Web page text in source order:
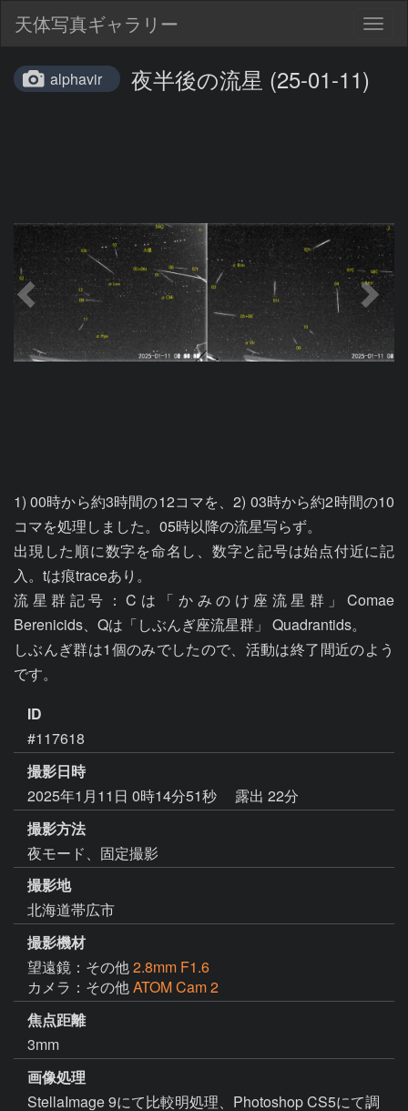
天体写真ギャラリー
alphavir 夜半後の流星 (25-01-11)
1) 00時から約3時間の12コマを、2) 03時から約2時間の10
コマを処理しました。05時以降の流星写らず。
出現した順に数字を命名し、数字と記号は始点付近に記
入。tは痕traceあり。
流星群記号：Cは「かみのけ座流星群」Comae
Berenicids、Qは「しぶんぎ座流星群」 Quadrantids。
しぶんぎ群は1個のみでしたので、活動は終了間近のよう
です。
ID
#117618
撮影日時
2025年1月11日 0時14分51秒
露出 22分
撮影方法
夜モード、固定撮影
撮影地
北海道帯広市
撮影機材
望遠鏡：その他2.8mm F1.6
カメラ：その他ATOM Cam 2
焦点距離
3mm
画像処理
StellaImage 9にて比較明処理、Photoshop CS5にて調